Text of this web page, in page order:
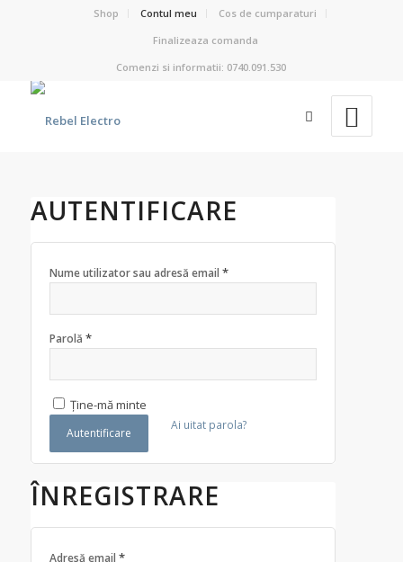
Shop Contul meu
Cos de cumparaturi
Finalizeaza comanda
Comenzi si informatii: 0740.091.530
AUTENTIFICARE
Nume utilizator sau adresă email *
Parolă *
Ține-mă minte
Autentificare
Ai uitat parola?
ÎNREGISTRARE
Adresă email *